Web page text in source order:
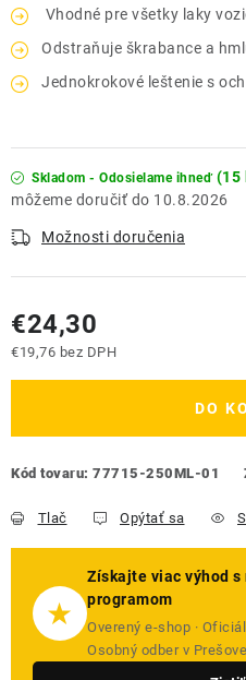
Vhodné pre všetky laky
Odstraňuje škrabance a
Jednokrokové leštenie s
Skladom - Odosielame ihneď (15
10.8.2026
Možnosti doručenia
€24,30
€19,76 bez DPH
DO
Kód tovaru: 77715-250ML-01
Tlač Opýtať sa
★
Získajte viac výhod
programom
Overený e-shop ·
Osobný odber v Prešove